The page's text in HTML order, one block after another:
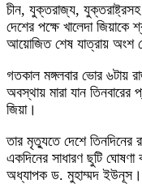
চীন, যুক্তরাজ্য, যুক্তরাষ্ট্রসহ
দেশের পক্ষে খালেদা জিয়াকে
আয়োজিত শেষ যাত্রায় অংশ
গতকাল মঙ্গলবার ভোর ৬টায়
অবস্থায় মারা যান তিনবারের
জিয়া।
তার মৃত্যুতে দেশে তিনদিনের
একদিনের সাধারণ ছুটি ঘোষণা
অধ্যাপক ড. মুহাম্মদ ইউনূস।